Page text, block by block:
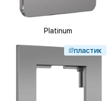
Platinum
пластик